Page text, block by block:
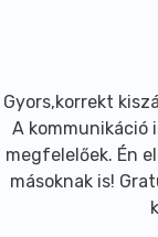
Gyors,korrekt
A kommunikáció
megfelelőek. Én
másoknak is!